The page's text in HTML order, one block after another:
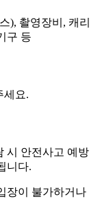
), 촬영장비, 캐리
구 등
세요.
시 안전사고 예방
니다.
장이 불가하거나